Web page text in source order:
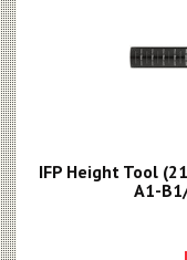
IFP Height Tool
A1-